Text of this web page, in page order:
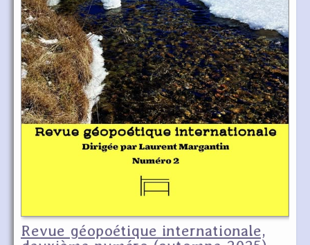
Revue géopoétique internationale,